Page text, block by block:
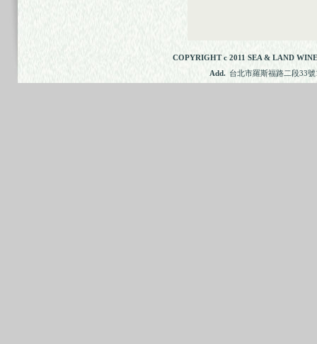
COPYRIGHT c 2011 SEA & LAND
Add. 台北市羅斯福路二段33號